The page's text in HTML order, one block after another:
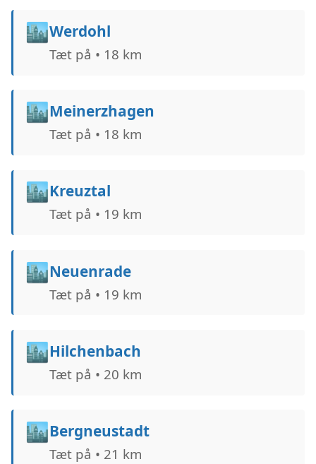
🏙️Werdohl
Tæt på • 18 km
🏙️Meinerzhagen
Tæt på • 18 km
🏙️Kreuztal
Tæt på • 19 km
🏙️Neuenrade
Tæt på • 19 km
🏙️Hilchenbach
Tæt på • 20 km
🏙️Bergneustadt
Tæt på • 21 km